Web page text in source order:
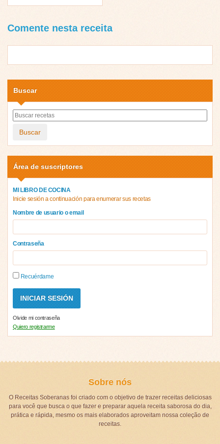
Comente nesta receita
Buscar
Buscar
Área de suscriptores
MI LIBRO DE COCINA
Inicie sesión a continuación para enumerar sus recetas
Nombre de usuario o email
Contraseña
Recuérdame
Olvide mi contraseña
Quiero registrarme
Sobre nós
O Receitas Soberanas foi criado com o objetivo de trazer receitas deliciosas
para você que busca o que fazer e preparar aquela receita saborosa do dia,
prática e rápida, mesmo os mais elaborados aproveitam nossa coleção de
receitas.